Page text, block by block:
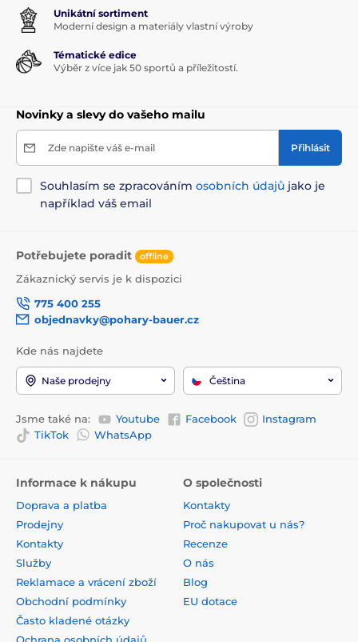
Unikátní sortiment
Moderní design a materiály vlastní výroby
Tématické edice
Výběr z více jak 50 sportů a příležitostí.
Novinky a slevy do vašeho mailu
Zde napište váš e-mail Přihlásit
Souhlasím se zpracováním osobních údajů jako je
například váš email
Potřebujete poradit offline
Zákaznický servis je k dispozici
775 400 255
objednavky@pohary-bauer.cz
Kde nás najdete
Naše prodejny Čeština
Jsme také na: Youtube Facebook
Instagram
TikTok
WhatsApp
Informace k nákupu
Doprava a platba
Prodejny
Kontakty
Služby
Reklamace a vrácení zboží
Obchodní podmínky
Často kladené otázky
O společnosti
Kontakty
Proč nakupovat u nás?
Recenze
O nás
Blog
EU dotace